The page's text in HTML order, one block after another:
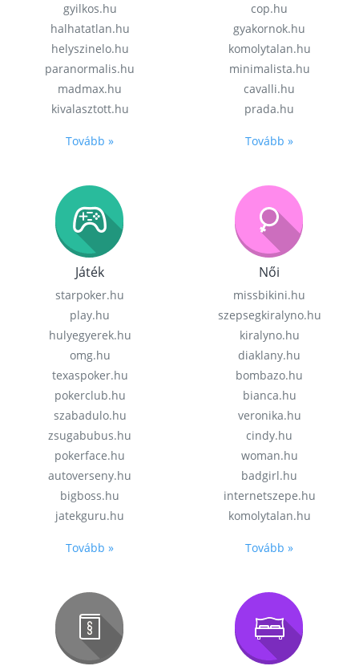
gyilkos.hu
halhatatlan.hu
helyszinelo.hu
paranormalis.hu
madmax.hu
kivalasztott.hu
Tovább »
cop.hu
gyakornok.hu
komolytalan.hu
minimalista.hu
cavalli.hu
prada.hu
Tovább »
Játék
starpoker.hu
play.hu
hulyegyerek.hu
omg.hu
texaspoker.hu
pokerclub.hu
szabadulo.hu
zsugabubus.hu
pokerface.hu
autoverseny.hu
bigboss.hu
jatekguru.hu
Tovább »
Női
missbikini.hu
szepsegkiralyno.hu
kiralyno.hu
diaklany.hu
bombazo.hu
bianca.hu
veronika.hu
cindy.hu
woman.hu
badgirl.hu
internetszepe.hu
komolytalan.hu
Tovább »